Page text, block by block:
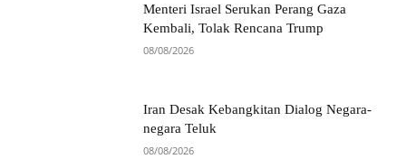
Menteri Israel Serukan Perang Gaza
Kembali, Tolak Rencana Trump
08/08/2026
Iran Desak Kebangkitan Dialog Negara-
negara Teluk
08/08/2026